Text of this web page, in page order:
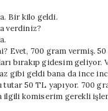
Bir kilo geldi.
verdiniz?
Evet, 700 gram vermiş.
bırakıp gidesim geliyor.
gibi geldi bana da ince
tutar 50 TL yapıyor. 700
ilgili komiserim gerekli